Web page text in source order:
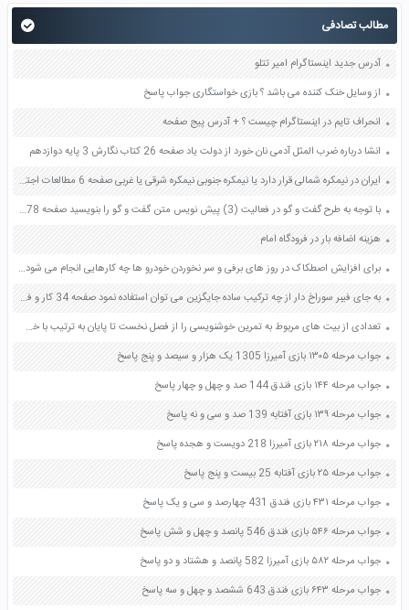
مطالب تصادفی
آدرس جدید اینستاگرام امیر تتلو
از وسایل خنک کننده می باشد ؟ بازی خواستگاری جواب پاسخ
انحراف تایم در اینستاگرام چیست ؟ + آدرس پیج صفحه
انشا درباره ضرب المثل آدمی نان خورد از دولت یاد صفحه 26 کتاب نگارش 3 پایه دوازدهم
ایران در نیمکره شمالی قرار دارد یا نیمکره جنوبی نیمکره شرقی یا غربی صفحه 6 مطالعات اجتماعی نهم
با توجه به طرح گفت و گو در فعالیت (3) پیش نویس متن گفت و گو را بنویسید صفحه 78 نگارش یازدهم
هزینه اضافه بار در فرودگاه امام
برای افزایش اصطکاک در روز های برفی و سر نخوردن خودرو ها چه کارهایی انجام می شود ؟ جمع آوری اطلاعات صفحه 59 علوم ششم
به جای فیبر سوراخ دار از چه ترکیب ساده جایگزین می توان استفاده نمود صفحه 34 کار و فناوری هشتم
تعدادی از بیت های مربوط به تمرین خوشنویسی را از فصل نخست تا پایان به ترتیب با خط خوش و زیبا بنویسید صفحه 106 نگارش ششم
جواب مرحله ۱۳۰۵ بازی آمیرزا 1305 یک هزار و سیصد و پنج پاسخ
جواب مرحله ۱۴۴ بازی فندق 144 صد و چهل و چهار پاسخ
جواب مرحله ۱۳۹ بازی آفتابه 139 صد و سی و نه پاسخ
جواب مرحله ۲۱۸ بازی آمیرزا 218 دویست و هجده پاسخ
جواب مرحله ۲۵ بازی آفتابه 25 بیست و پنج پاسخ
جواب مرحله ۴۳۱ بازی فندق 431 چهارصد و سی و یک پاسخ
جواب مرحله ۵۴۶ بازی فندق 546 پانصد و چهل و شش پاسخ
جواب مرحله ۵۸۲ بازی آمیرزا 582 پانصد و هشتاد و دو پاسخ
جواب مرحله ۶۴۳ بازی فندق 643 ششصد و چهل و سه پاسخ